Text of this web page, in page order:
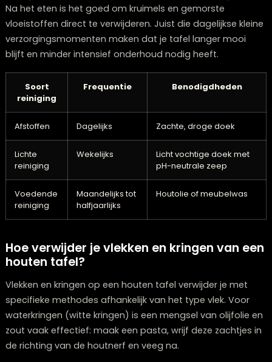
doen:
Gebruik nooit een natte doek – teveel vocht kan het
doen uitzetten
Vermijd microvezeldoekjes die te ruw kunnen zijn voor
sommige afwerkingen
Wrijf niet te hard – laat het schoonmaakmiddel het
doen
Na het eten is het goed om kruimels en gemorste
vloeistoffen direct te verwijderen. Juist die dagelijkse
verzorgingsmomenten maken dat je tafel langer
Soort
Frequentie Benodigdheden
Afstoffen
Lichte
reiniging
Wekelijks
Licht vochtige doek
pH-neutrale zeep
Voedende
reiniging
Maandelijks tot
Houtolie of